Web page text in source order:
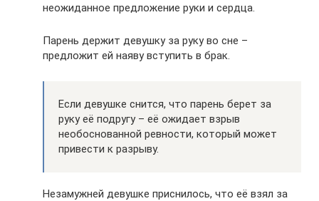
неожиданное предложение руки и сердца.
Парень держит девушку за руку во сне –
предложит ей наяву вступить в брак.
Если девушке снится, что парень берет за
руку её подругу – её ожидает взрыв
необоснованной ревности, который может
привести к разрыву.
Незамужней девушке приснилось, что её взял за